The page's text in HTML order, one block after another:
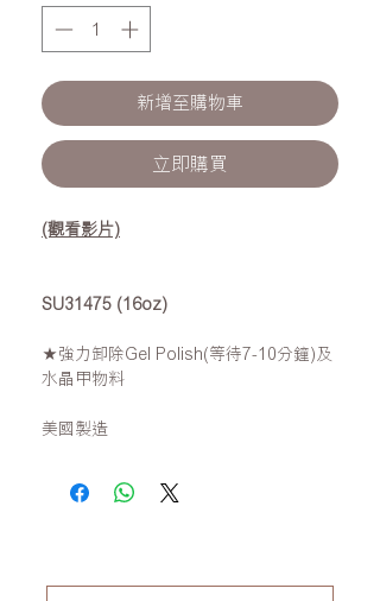
新增至購物車
立即購買
(觀看影片)
SU31475 (16oz)
★強力卸除Gel Polish(等待7-10分鐘)及
水晶甲物料
美國製造